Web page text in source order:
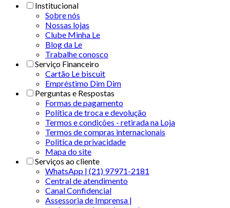
Institucional
Sobre nós
Nossas lojas
Clube Minha Le
Blog da Le
Trabalhe conosco
Serviço Financeiro
Cartão Le biscuit
Empréstimo Dim Dim
Perguntas e Respostas
Formas de pagamento
Política de troca e devolução
Termos e condições - retirada na Loja
Termos de compras internacionais
Politica de privacidade
Mapa do site
Serviços ao cliente
WhatsApp | (21) 97971-2181
Central de atendimento
Canal Confidencial
Assessoria de Imprensa |